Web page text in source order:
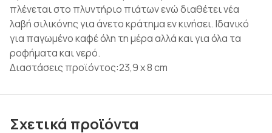
πλένεται στο πλυντήριο πιάτων ενώ διαθέτει νέα
λαβή σιλικόνης για άνετο κράτημα εν κινήσει. Ιδανικό
για παγωμένο καφέ όλη τη μέρα αλλά και για όλα τα
ροφήματα και νερό.
Διαστάσεις προϊόντος:23,9 x 8 cm
Σχετικά προϊόντα